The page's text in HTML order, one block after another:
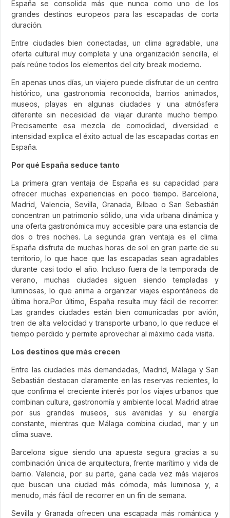
España se consolida más que nunca como uno de los
grandes destinos europeos para las escapadas de corta
duración.
Entre ciudades bien conectadas, un clima agradable, una
oferta cultural muy completa y una organización sencilla, el
país reúne todos los elementos del city break moderno.
En apenas unos días, un viajero puede disfrutar de un centro
histórico, una gastronomía reconocida, barrios animados,
museos, playas en algunas ciudades y una atmósfera
diferente sin necesidad de viajar durante mucho tiempo.
Precisamente esa mezcla de comodidad, diversidad e
intensidad explica el éxito actual de las escapadas cortas en
España.
Por qué España seduce tanto
La primera gran ventaja de España es su capacidad para
ofrecer muchas experiencias en poco tiempo. Barcelona,
Madrid, Valencia, Sevilla, Granada, Bilbao o San Sebastián
concentran un patrimonio sólido, una vida urbana dinámica y
una oferta gastronómica muy accesible para una estancia de
dos o tres noches. La segunda gran ventaja es el clima.
España disfruta de muchas horas de sol en gran parte de su
territorio, lo que hace que las escapadas sean agradables
durante casi todo el año. Incluso fuera de la temporada de
verano, muchas ciudades siguen siendo templadas y
luminosas, lo que anima a organizar viajes espontáneos de
última hora.Por último, España resulta muy fácil de recorrer.
Las grandes ciudades están bien comunicadas por avión,
tren de alta velocidad y transporte urbano, lo que reduce el
tiempo perdido y permite aprovechar al máximo cada visita.
Los destinos que más crecen
Entre las ciudades más demandadas, Madrid, Málaga y San
Sebastián destacan claramente en las reservas recientes, lo
que confirma el creciente interés por los viajes urbanos que
combinan cultura, gastronomía y ambiente local. Madrid atrae
por sus grandes museos, sus avenidas y su energía
constante, mientras que Málaga combina ciudad, mar y un
clima suave.
Barcelona sigue siendo una apuesta segura gracias a su
combinación única de arquitectura, frente marítimo y vida de
barrio. Valencia, por su parte, gana cada vez más viajeros
que buscan una ciudad más cómoda, más luminosa y, a
menudo, más fácil de recorrer en un fin de semana.
Sevilla y Granada ofrecen una escapada más romántica y